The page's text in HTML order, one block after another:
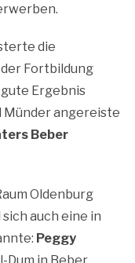
die
Fortbildung
Ergebnis
Münder angereiste
Beber
Oldenburg
auch eine in
Peggy